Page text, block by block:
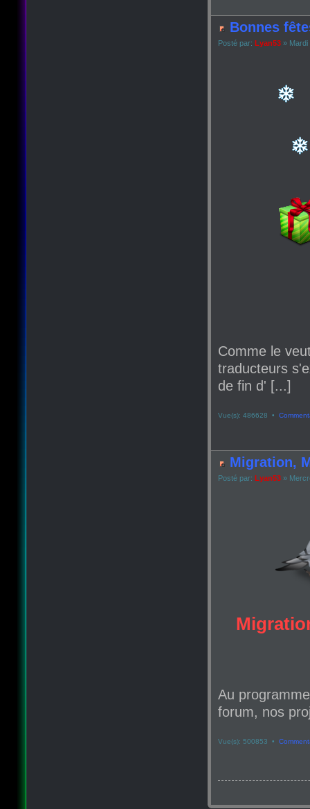
Bonnes
Posté par: Lyan53 » Mardi
Comme le
traducteurs
de fin d' [...]
Vue(s): 486628 •
Migration,
Posté par: Lyan53 »
Au
forum, nos
Vue(s): 500853 •